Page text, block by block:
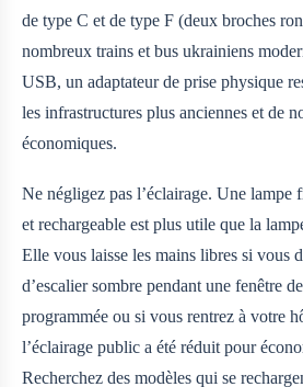
de type C et de type F (deux broches
nombreux trains et bus ukrainiens
USB, un adaptateur de prise physique
les infrastructures plus anciennes et de
économiques.
Ne négligez pas l’éclairage. Une lampe
et rechargeable est plus utile que la
Elle vous laisse les mains libres si vous
d’escalier sombre pendant une fenêtre
programmée ou si vous rentrez à votre
l’éclairage public a été réduit pour
Recherchez des modèles qui se